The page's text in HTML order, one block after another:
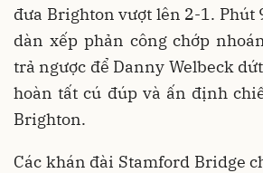
đưa Brighton vượt lên 2-1. Phút
dàn xếp phản công chớp
trả ngược để Danny Welbeck
hoàn tất cú đúp và ấn định
Brighton.
Các khán đài Stamford Bridge